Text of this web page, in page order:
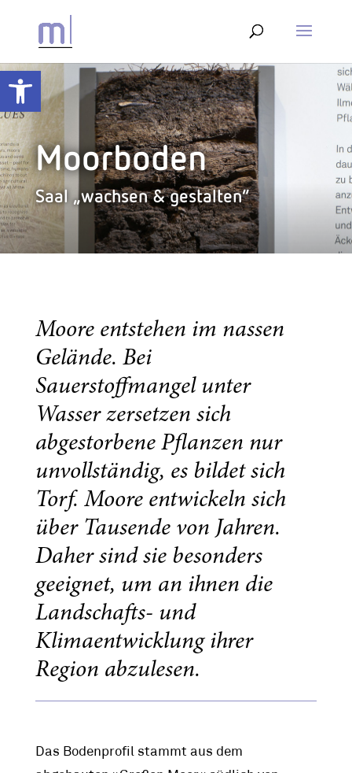
Werkzeugleiste öffnen
Moorboden
Saal „wachsen & gestalten“
Moore entstehen im nassen
Gelände. Bei
Sauerstoffmangel unter
Wasser zersetzen sich
abgestorbene Pflanzen nur
unvollständig, es bildet sich
Torf. Moore entwickeln sich
über Tausende von Jahren.
Daher sind sie besonders
geeignet, um an ihnen die
Landschafts- und
Klimaentwicklung ihrer
Region abzulesen.
Das Bodenprofil stammt aus dem